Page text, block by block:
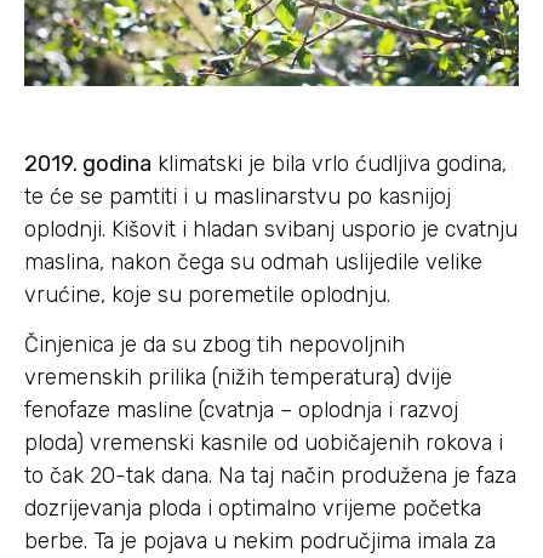
2019. godina klimatski je bila vrlo ćudljiva godina,
te će se pamtiti i u maslinarstvu po kasnijoj
oplodnji. Kišovit i hladan svibanj usporio je cvatnju
maslina, nakon čega su odmah uslijedile velike
vrućine, koje su poremetile oplodnju.
Činjenica je da su zbog tih nepovoljnih
vremenskih prilika (nižih temperatura) dvije
fenofaze masline (cvatnja – oplodnja i razvoj
ploda) vremenski kasnile od uobičajenih rokova i
to čak 20-tak dana. Na taj način produžena je faza
dozrijevanja ploda i optimalno vrijeme početka
berbe. Ta je pojava u nekim područjima imala za